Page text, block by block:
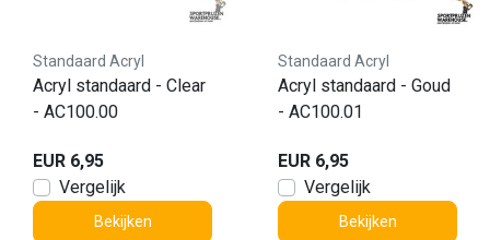
Standaard Acryl
Acryl standaard - Clear
- AC100.00
EUR 6,95
Vergelijk
Bekijken
Standaard Acryl
Acryl standaard - Goud
- AC100.01
EUR 6,95
Vergelijk
Bekijken